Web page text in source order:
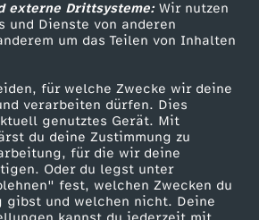
externe Drittsysteme:Wir nutzen
und Dienste von anderen
um das Teilen von Inhalten
für welche Zwecke wir deine
verarbeiten dürfen. Dies
genutztes Gerät. Mit
du deine Zustimmung zu
für die wir deine
Oder du legst unter
fest, welchen Zwecken du
gibst und welchen nicht. Deine